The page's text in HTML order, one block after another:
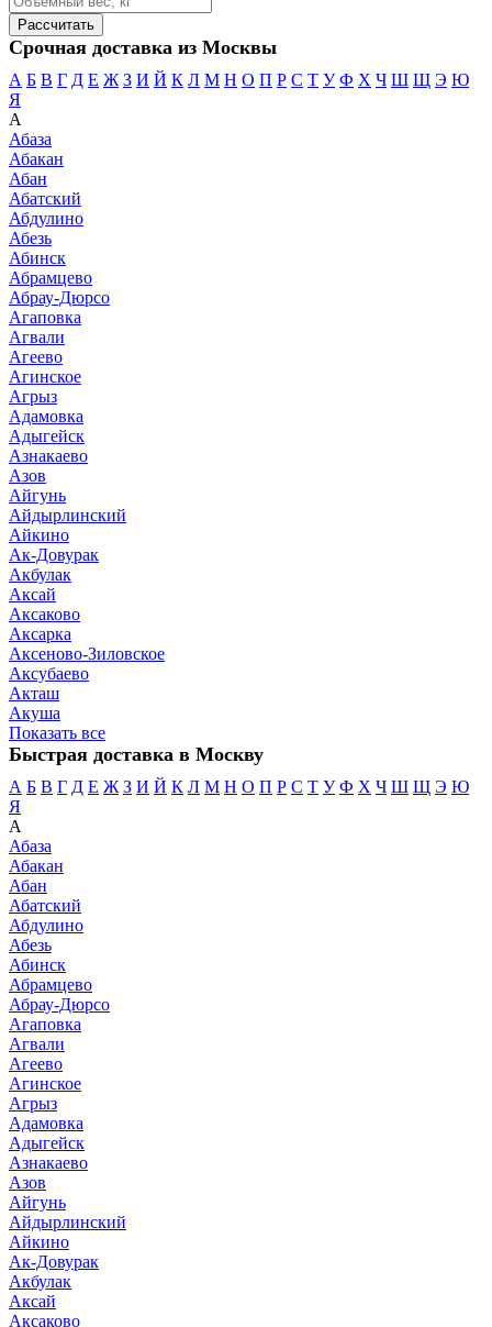
Срочная доставка из Москвы
А Б В Г Д Е Ж З И Й К Л М Н О П Р С Т У Ф Х Ч Ш Щ Э Ю
Я
А
Абаза
Абакан
Абан
Абатский
Абдулино
Абезь
Абинск
Абрамцево
Абрау-Дюрсо
Агаповка
Агвали
Агеево
Агинское
Агрыз
Адамовка
Адыгейск
Азнакаево
Азов
Айгунь
Айдырлинский
Айкино
Ак-Довурак
Акбулак
Аксай
Аксаково
Аксарка
Аксеново-Зиловское
Аксубаево
Акташ
Акуша
Показать все
Быстрая доставка в Москву
А Б В Г Д Е Ж З И Й К Л М Н О П Р С Т У Ф Х Ч Ш Щ Э Ю
Я
А
Абаза
Абакан
Абан
Абатский
Абдулино
Абезь
Абинск
Абрамцево
Абрау-Дюрсо
Агаповка
Агвали
Агеево
Агинское
Агрыз
Адамовка
Адыгейск
Азнакаево
Азов
Айгунь
Айдырлинский
Айкино
Ак-Довурак
Акбулак
Аксай
Аксаково